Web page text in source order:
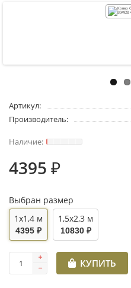
Артикул:
Производитель:
4395 ₽
Выбран размер
1x1,4 м
4395 ₽
1,5x2,3 м
10830 ₽
КУПИТЬ